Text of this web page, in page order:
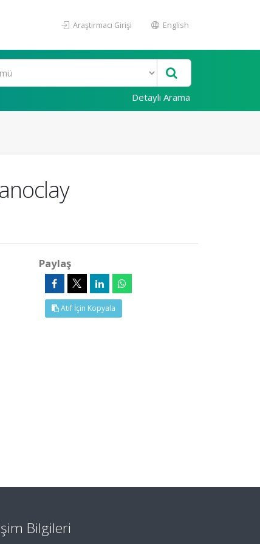
Araştırmacı Girişi English
Detaylı Arama
Paylaş
Atıf İçin Kopyala
Bilgileri